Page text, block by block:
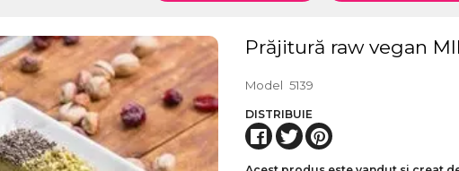
Prăjitură raw vegan
Model 5139
DISTRIBUIE